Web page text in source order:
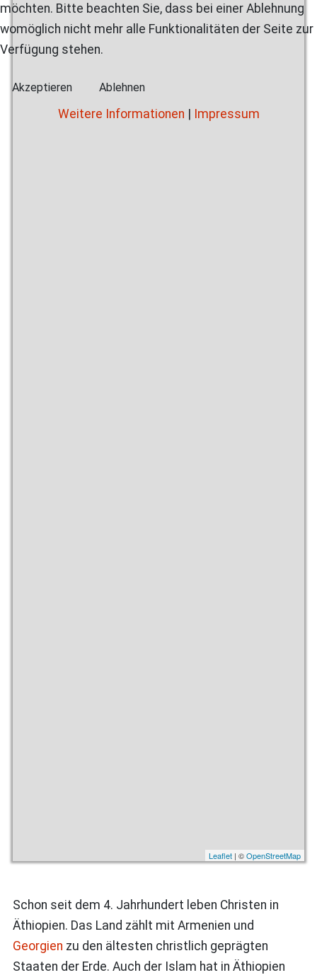
Leaflet | ©OpenStreetMap
Schon seit dem 4. Jahrhundert leben Christen in
Äthiopien. Das Land zählt mit Armenien und
Georgien zu den ältesten christlich geprägten
Staaten der Erde. Auch der Islam hat in Äthiopien
möchten. Bitte beachten Sie, dass bei einer Ablehnung
womöglich nicht mehr alle Funktionalitäten der Seite zur
Verfügung stehen.
Akzeptieren Ablehnen
Weitere Informationen | Impressum